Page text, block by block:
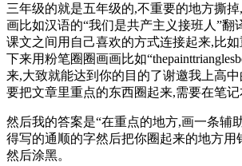
三年级的就是五年级的,不重要的地方撕
画比如汉语的“我们是共产主义接班人”翻
课文之间用自己喜欢的方式连接起来,比
下来用粉笔圈圈画画比如
来,大致就能达到你的目的了谢邀我上高
要把文章里重点的东西圈起来,需要在笔记
然后我的答案是“在重点的地方,画一条辅
得写的通顺的字然后把你圈起来的地方用
然后涂黑。